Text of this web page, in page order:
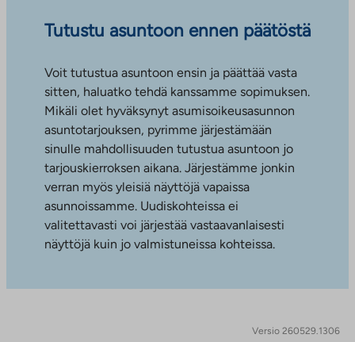
Tutustu asuntoon ennen päätöstä
Voit tutustua asuntoon ensin ja päättää vasta
sitten, haluatko tehdä kanssamme sopimuksen.
Mikäli olet hyväksynyt asumisoikeusasunnon
asuntotarjouksen, pyrimme järjestämään
sinulle mahdollisuuden tutustua asuntoon jo
tarjouskierroksen aikana. Järjestämme jonkin
verran myös yleisiä näyttöjä vapaissa
asunnoissamme. Uudiskohteissa ei
valitettavasti voi järjestää vastaavanlaisesti
näyttöjä kuin jo valmistuneissa kohteissa.
Versio 260529.1306